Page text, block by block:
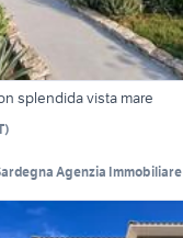
splendida vista mare
)
Agenzia Immobiliare